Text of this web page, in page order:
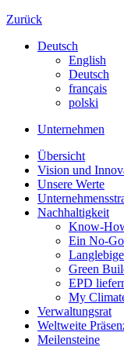
Zurück
Deutsch
English
Deutsch
français
polski
Unternehmen
Übersicht
Vision und
Unsere Werte
Nachhaltigkeit
Know-
Ein No-
Green
EPD
My
Verwaltungsrat
Weltweite
Meilensteine